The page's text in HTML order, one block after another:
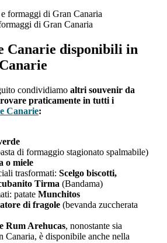
di Gran Canaria
Canarie disponibili in
condividiamo altri souvenir da
praticamente in tutti i
Canarie:
di formaggio stagionato spalmabile)
o miele
trasformati: Scelgo biscotti,
Tirma (Bandama)
patate Munchitos
di fragole (bevanda zuccherata
Rum Arehucas, nonostante sia
Canaria, è disponibile anche nella